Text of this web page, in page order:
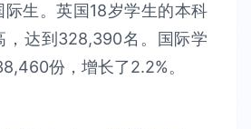
际生。英国18岁学生的本科
，达到328,390名。国际学
份，增长了2.2%。